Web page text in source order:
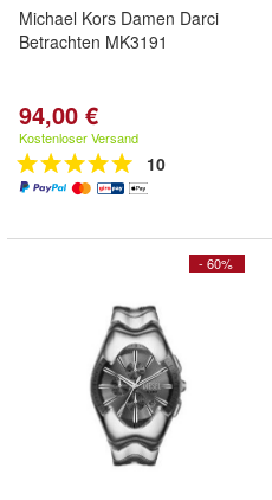
Michael Kors Damen Darci
Betrachten MK3191
94,00 €
Kostenloser Versand
10
- 60%